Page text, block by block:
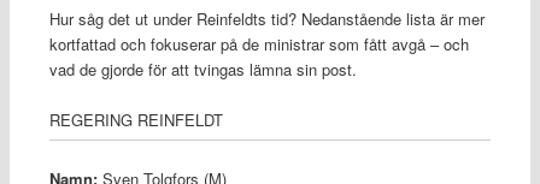
Hur såg det ut under Reinfeldts tid? Nedanstående lista är mer
kortfattad och fokuserar på de ministrar som fått avgå – och
vad de gjorde för att tvingas lämna sin post.
REGERING REINFELDT
Namn:Sven Tolgfors (M)